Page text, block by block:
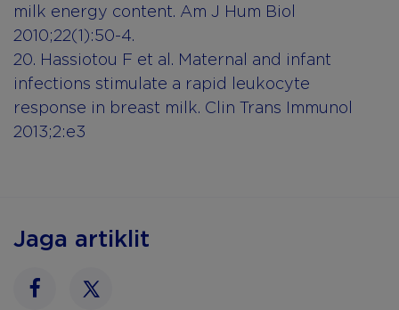
milk energy content. Am J Hum Biol
2010;22(1):50-4.
20. Hassiotou F et al. Maternal and infant
infections stimulate a rapid leukocyte
response in breast milk. Clin Trans Immunol
2013;2:e3
Jaga artiklit
FacebookTwitter